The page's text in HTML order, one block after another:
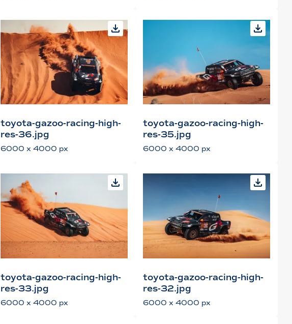
toyota-gazoo-racing-high-
res-36.jpg
6000 x 4000 px
toyota-gazoo-racing-high-
res-35.jpg
6000 x 4000 px
toyota-gazoo-racing-high-
res-33.jpg
6000 x 4000 px
toyota-gazoo-racing-high-
res-32.jpg
6000 x 4000 px